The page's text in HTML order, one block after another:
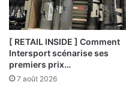
[ RETAIL INSIDE ] Comment
Intersport scénarise ses
premiers prix…
7 août 2026